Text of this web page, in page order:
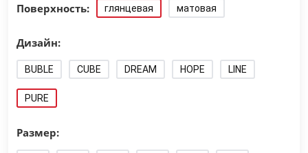
Поверхность: глянцевая матовая
Дизайн:
BUBLE CUBE DREAM HOPE LINE
PURE
Размер: